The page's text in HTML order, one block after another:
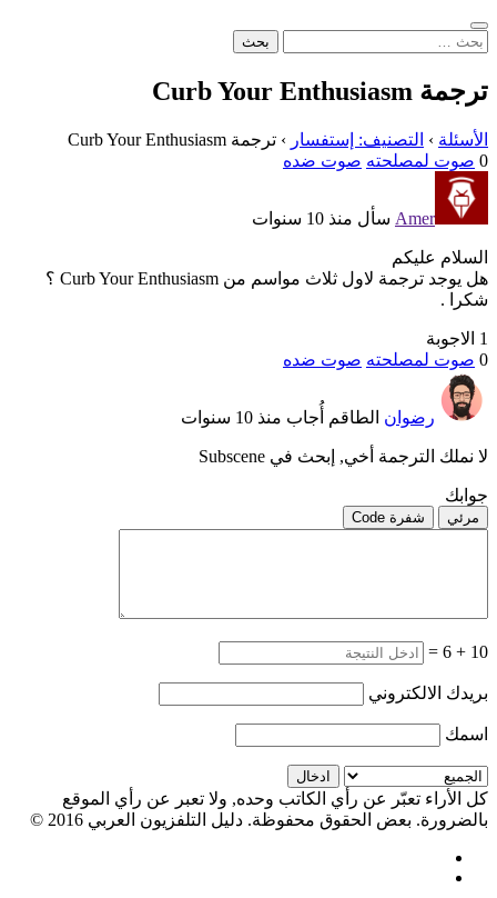
بحث
البحث
ترجمة Curb Your Enthusiasm
الأسئلة › التصنيف: إستفسار › ترجمة Curb Your Enthusiasm
0 صوت لمصلحته صوت ضده
Amer سأل منذ 10 سنوات
السلام عليكم
هل يوجد ترجمة لاول ثلاث مواسم من Curb Your Enthusiasm ؟
شكرا .
1 الاجوبة
0 صوت لمصلحته صوت ضده
رضوان الطاقم أُجاب منذ 10 سنوات
لا نملك الترجمة أخي, إبحث في Subscene
جوابك
مرئي شفرة Code
10
+
6
=
بريدك الالكتروني
اسمك
كل الأراء تعبّر عن رأي الكاتب وحده, ولا تعبر عن رأي الموقع
بالضرورة. بعض الحقوق محفوظة. دليل التلفزيون العربي 2016 ©